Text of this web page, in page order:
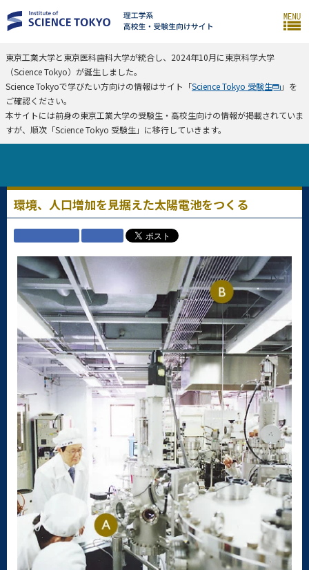
東京工業大学と東京医科歯科大学が統合し、2024年10月に東京科学大学
（Science Tokyo）が誕生しました。
Science Tokyoで学びたい方向けの情報はサイト「Science Tokyo 受験生
」を
ご確認ください。
本サイトには前身の東京工業大学の受験生・高校生向けの情報が掲載されていま
すが、順次「Science Tokyo 受験生」に移行していきます。
環境、人口増加を見据えた太陽電池をつくる